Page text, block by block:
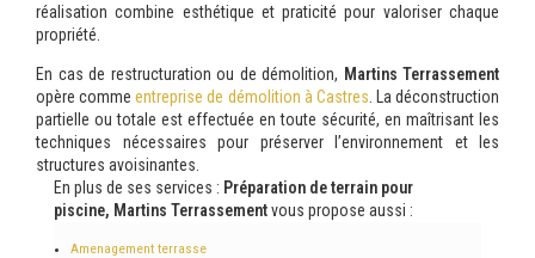
réalisation combine esthétique et praticité pour valoriser chaque
propriété.
En cas de restructuration ou de démolition, Martins Terrassement
opère commeentreprise de démolition à Castres . La déconstruction
partielle ou totale est effectuée en toute sécurité, en maîtrisant les
techniques nécessaires pour préserver l’environnement et les
structures avoisinantes.
En plus de ses services : Préparation de terrain pour
piscine, Martins Terrassementvous propose aussi :
Amenagement terrasse